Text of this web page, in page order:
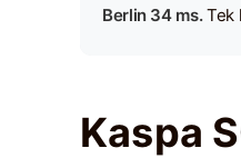
Berlin 34 ms.Tek
Kaspa